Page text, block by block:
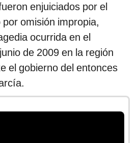
enjuiciados por el
omisión impropia,
ocurrida en el
de 2009 en la región
el gobierno del entonces